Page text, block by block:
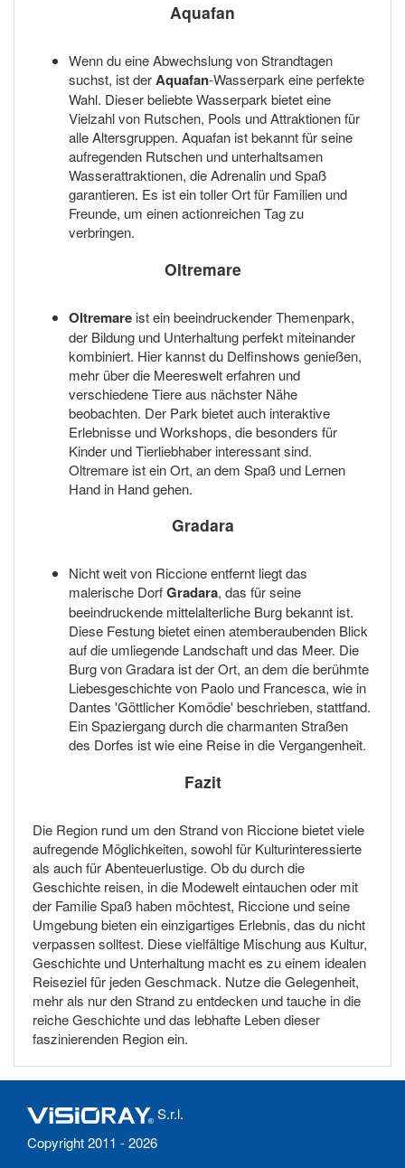
Aquafan
Wenn du eine Abwechslung von Strandtagen
suchst, ist derAquafan-Wasserpark eine perfekte
Wahl. Dieser beliebte Wasserpark bietet eine
Vielzahl von Rutschen, Pools und Attraktionen für
alle Altersgruppen. Aquafan ist bekannt für seine
aufregenden Rutschen und unterhaltsamen
Wasserattraktionen, die Adrenalin und Spaß
garantieren. Es ist ein toller Ort für Familien und
Freunde, um einen actionreichen Tag zu
verbringen.
Oltremare
Oltremare ist ein beeindruckender Themenpark,
der Bildung und Unterhaltung perfekt miteinander
kombiniert. Hier kannst du Delfinshows genießen,
mehr über die Meereswelt erfahren und
verschiedene Tiere aus nächster Nähe
beobachten. Der Park bietet auch interaktive
Erlebnisse und Workshops, die besonders für
Kinder und Tierliebhaber interessant sind.
Oltremare ist ein Ort, an dem Spaß und Lernen
Hand in Hand gehen.
Gradara
Nicht weit von Riccione entfernt liegt das
malerische DorfGradara, das für seine
beeindruckende mittelalterliche Burg bekannt ist.
Diese Festung bietet einen atemberaubenden Blick
auf die umliegende Landschaft und das Meer. Die
Burg von Gradara ist der Ort, an dem die berühmte
Liebesgeschichte von Paolo und Francesca, wie in
Dantes 'Göttlicher Komödie' beschrieben, stattfand.
Ein Spaziergang durch die charmanten Straßen
des Dorfes ist wie eine Reise in die Vergangenheit.
Fazit
Die Region rund um den Strand von Riccione bietet viele
aufregende Möglichkeiten, sowohl für Kulturinteressierte
als auch für Abenteuerlustige. Ob du durch die
Geschichte reisen, in die Modewelt eintauchen oder mit
der Familie Spaß haben möchtest, Riccione und seine
Umgebung bieten ein einzigartiges Erlebnis, das du nicht
verpassen solltest. Diese vielfältige Mischung aus Kultur,
Geschichte und Unterhaltung macht es zu einem idealen
Reiseziel für jeden Geschmack. Nutze die Gelegenheit,
mehr als nur den Strand zu entdecken und tauche in die
reiche Geschichte und das lebhafte Leben dieser
faszinierenden Region ein.
S.r.l.
Copyright 2011 - 2026